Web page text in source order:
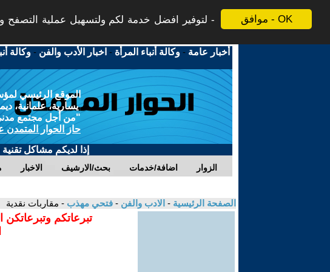
موافق - OK
لتوفير افضل خدمة لكم ولتسهيل عملية التصفح
أخبار عامة -وكالة أنباء المرأة - اخبار الأدب والفن -وكالة
الموقع الرئيسي
يسارية، علمانية،
"من أجل مجتمع مدني
حاز الحوار المتمدن
إذا لديكم مشاكل
الاخبار بحث/الارشيف اضافة/خدمات الزوار
الصفحة الرئيسية - الادب والفن - فتحي مهذب - مقاربات نقدية
تبرعاتكم